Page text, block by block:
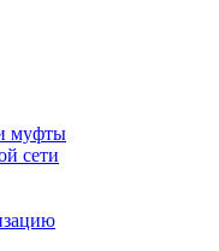
муфты
сети